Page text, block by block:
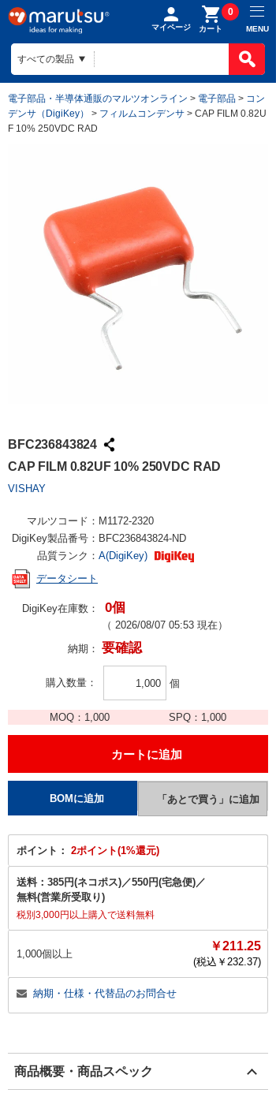
マイページ カート
0
MENU
電子部品・半導体通販のマルツオンライン > 電子部品 > コン
デンサ（DigiKey）
> フィルムコンデンサ > CAP FILM 0.82U
F 10% 250VDC RAD
BFC236843824
CAP FILM 0.82UF 10% 250VDC RAD
VISHAY
マルツコード： M1172-2320
DigiKey製品番号： BFC236843824-ND
品質ランク： A(DigiKey)
データシート
DigiKey在庫数： 0個
（ 2026/08/07 05:53 現在）
納期： 要確認
購入数量 個
MOQ： 1,000 SPQ： 1,000
ポイント： 2ポイント(1%還元)
送料： 385円(ネコポス)／550円(宅急便)／
無料(営業所受取り)
税別3,000円以上購入で送料無料
1,000個以上
￥211.25
(税込￥ 232.37)
納期・仕様・代替品のお問合せ
商品概要・商品スペック